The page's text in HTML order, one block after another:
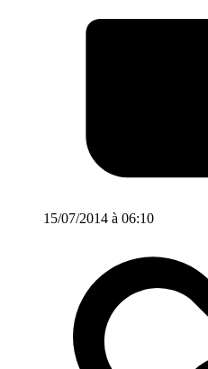
15/07/2014 à 06:10